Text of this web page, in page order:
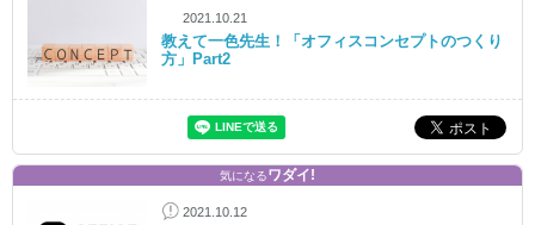
2021.10.21
教えて一色先生！「オフィスコンセプトのつくり
方」Part2
気になるワダイ!
2021.10.12